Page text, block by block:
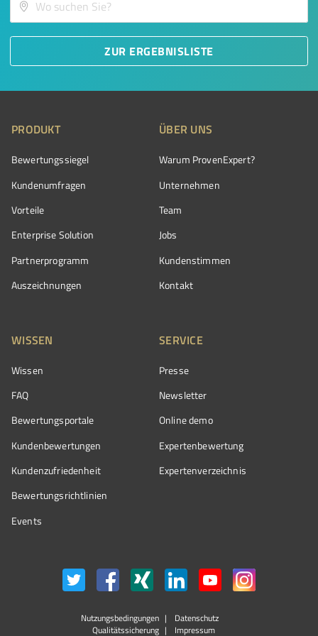
ZUR ERGEBNISLISTE
PRODUKT
Bewertungssiegel
Kundenumfragen
Vorteile
Enterprise Solution
Partnerprogramm
Auszeichnungen
ÜBER UNS
Warum ProvenExpert?
Unternehmen
Team
Jobs
Kundenstimmen
Kontakt
WISSEN
Wissen
FAQ
Bewertungsportale
Kundenbewertungen
Kundenzufriedenheit
Bewertungs­richtlinien
Events
SERVICE
Presse
Newsletter
Online demo
Expertenbewertung
Expertenverzeichnis
Nutzungsbedingungen
Datenschutz
Qualitätssicherung
Impressum